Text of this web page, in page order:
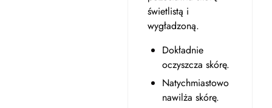
świetlistą i
wygładzoną.
Dokładnie
oczyszcza skórę.
Natychmiastowo
nawilża skórę.